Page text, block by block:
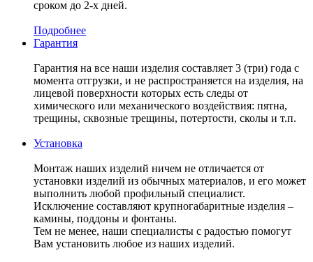
сроком до 2-х дней.
Подробнее
Гарантия
Гарантия на все наши изделия составляет 3 (три) года с
момента отгрузки, и не распространяется на изделия, на
лицевой поверхности которых есть следы от
химического или механического воздействия: пятна,
трещины, сквозные трещины, потертости, сколы и т.п.
Установка
Монтаж наших изделий ничем не отличается от
установки изделий из обычных материалов, и его может
выполнить любой профильный специалист.
Исключение составляют крупногабаритные изделия –
камины, поддоны и фонтаны.
Тем не менее, наши специалисты с радостью помогут
Вам установить любое из наших изделий.